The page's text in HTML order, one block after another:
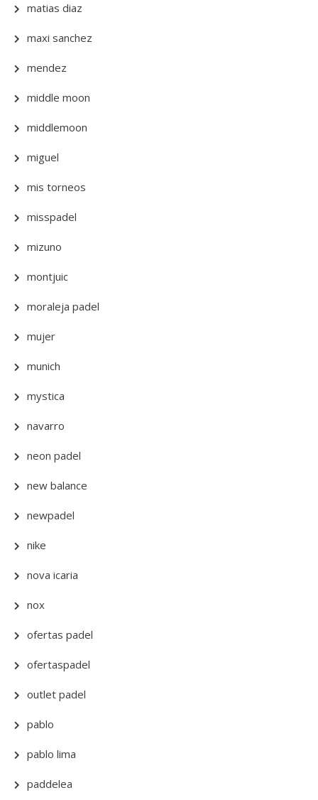
matias diaz
maxi sanchez
mendez
middle moon
middlemoon
miguel
mis torneos
misspadel
mizuno
montjuic
moraleja padel
mujer
munich
mystica
navarro
neon padel
new balance
newpadel
nike
nova icaria
nox
ofertas padel
ofertaspadel
outlet padel
pablo
pablo lima
paddelea